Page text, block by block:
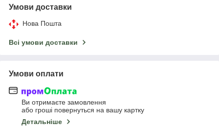
Умови доставки
Нова Пошта
Всі умови доставки
Умови оплати
Ви отримаєте замовлення
або гроші повернуться на вашу картку
Детальніше